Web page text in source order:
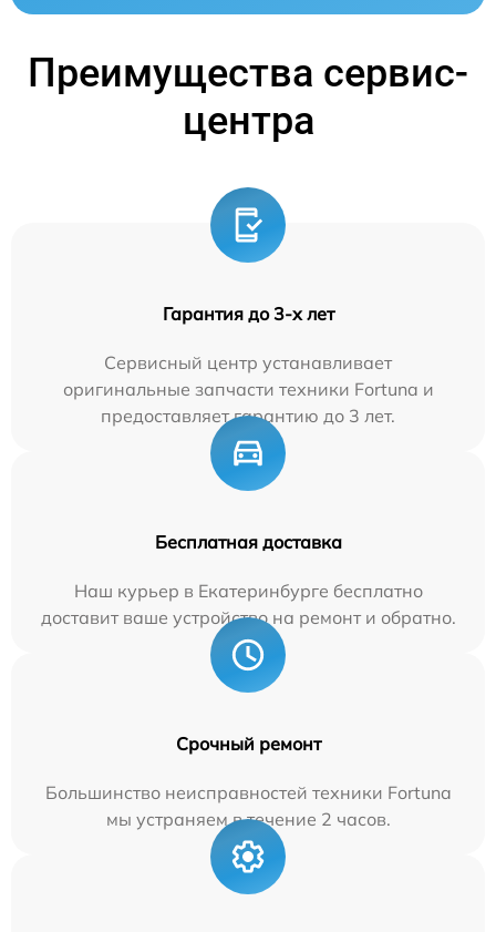
Преимущества сервис-
центра
Гарантия до 3-х лет
Сервисный центр устанавливает
оригинальные запчасти техники Fortuna и
предоставляет гарантию до 3 лет.
Бесплатная доставка
Наш курьер в Екатеринбурге бесплатно
доставит ваше устройство на ремонт и обратно.
Срочный ремонт
Большинство неисправностей техники Fortuna
мы устраняем в течение 2 часов.